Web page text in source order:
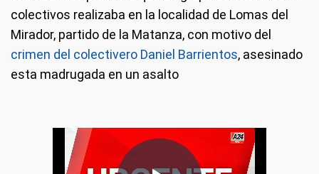
colectivos realizaba en la localidad de Lomas del
Mirador, partido de la Matanza, con motivo del
crimen del colectivero Daniel Barrientos, asesinado
esta madrugada en un asalto